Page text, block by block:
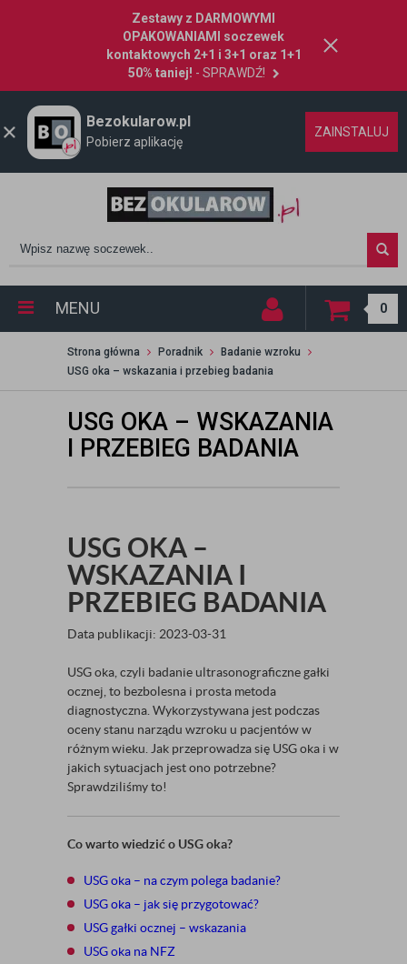
Zestawy z DARMOWYMI
OPAKOWANIAMI soczewek
kontaktowych 2+1 i 3+1 oraz 1+1
50% taniej! - SPRAWDŹ!
Bezokularow.pl
Pobierz aplikację
ZAINSTALUJ
MENU 0
Strona główna Poradnik
Badanie wzroku
USG oka – wskazania i przebieg badania
USG OKA – WSKAZANIA
I PRZEBIEG BADANIA
USG OKA –
WSKAZANIA I
PRZEBIEG BADANIA
Data publikacji: 2023-03-31
USG oka, czyli badanie ultrasonograficzne gałki
ocznej, to bezbolesna i prosta metoda
diagnostyczna. Wykorzystywana jest podczas
oceny stanu narządu wzroku u pacjentów w
różnym wieku. Jak przeprowadza się USG oka i w
jakich sytuacjach jest ono potrzebne?
Sprawdziliśmy to!
Co warto wiedzić o USG oka?
USG oka – na czym polega badanie?
USG oka – jak się przygotować?
USG gałki ocznej – wskazania
USG oka na NFZ